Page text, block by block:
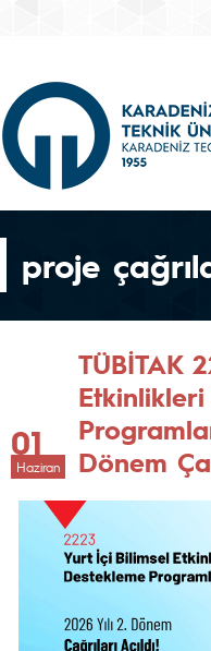
proje
01
Haziran
TÜBİTAK
Dönem